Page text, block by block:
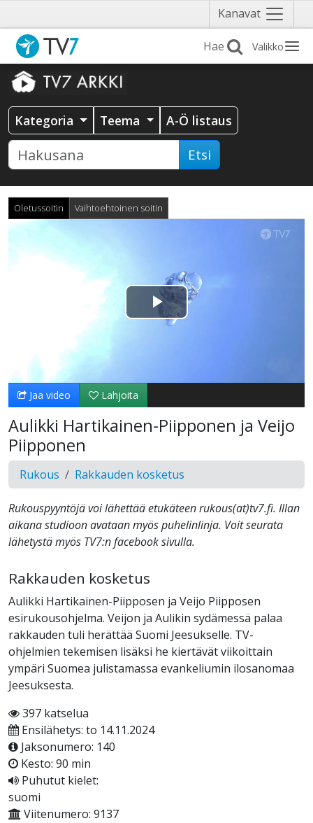
Kanavat Näytä
valikko
Valikko
Kategoria Teema A-Ö listaus
Etsi
Oletussoitin Vaihtoehtoinen soitin
Toista
Jaa video Lahjoita
Aulikki Hartikainen-Piipponen ja Veijo
Piipponen
Rukous Rakkauden kosketus
Rukouspyyntöjä voi lähettää etukäteen rukous(at)tv7.fi. Illan
aikana studioon avataan myös puhelinlinja. Voit seurata
lähetystä myös TV7:n facebook sivulla.
Rakkauden kosketus
Aulikki Hartikainen-Piipposen ja Veijo Piipposen
esirukousohjelma. Veijon ja Aulikin sydämessä palaa
rakkauden tuli herättää Suomi Jeesukselle. TV-
ohjelmien tekemisen lisäksi he kiertävät viikoittain
ympäri Suomea julistamassa evankeliumin ilosanomaa
Jeesuksesta.
397 katselua
Ensilähetys: to 14.11.2024
Jaksonumero: 140
Kesto: 90 min
Puhutut kielet:
suomi
Viitenumero: 9137